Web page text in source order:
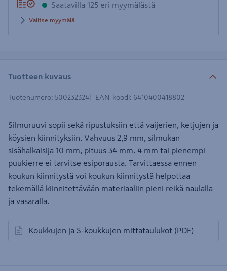
Saatavilla 125 eri myymälästä
Valitse myymälä
Tuotteen kuvaus
Tuotenumero: 500232324 EAN-koodi: 6410400418802
Silmuruuvi sopii sekä ripustuksiin että vaijerien, ketjujen ja
köysien kiinnityksiin. Vahvuus 2,9 mm, silmukan
sisähalkaisija 10 mm, pituus 34 mm. 4 mm tai pienempi
puukierre ei tarvitse esiporausta. Tarvittaessa ennen
koukun kiinnitystä voi koukun kiinnitystä helpottaa
tekemällä kiinnitettävään materiaaliin pieni reikä naulalla
ja vasaralla.
Koukkujen ja S-koukkujen mittataulukot (PDF)
avautuu uuteen välilehteen